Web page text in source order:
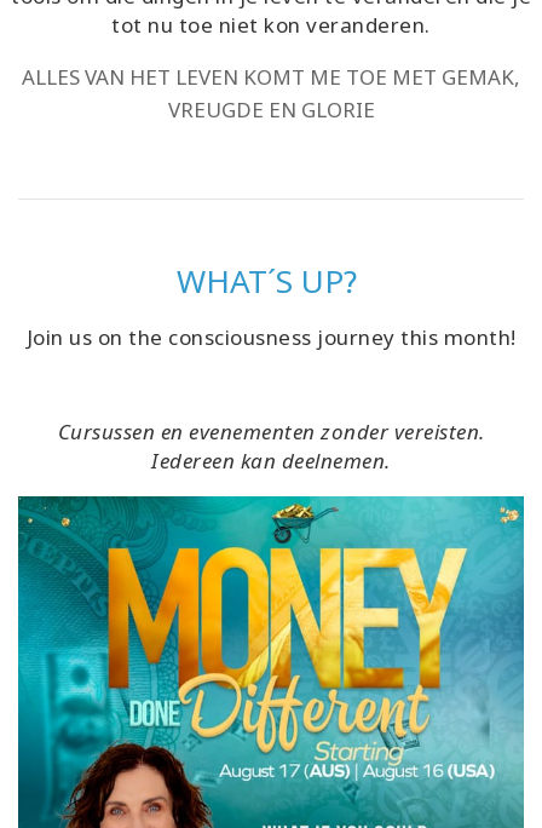
ZOEKEN
tot nu toe niet kon veranderen.
ALLES VAN HET LEVEN KOMT ME TOE MET GEMAK,
VREUGDE EN GLORIE
WHAT´S UP?
Join us on the consciousness journey this month!
Cursussen en evenementen zonder vereisten.
Iedereen kan deelnemen.